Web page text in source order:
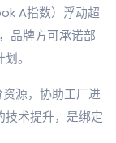
A指数）浮动超
品牌方可承诺部
。
源，协助工厂进
技术提升，是绑定